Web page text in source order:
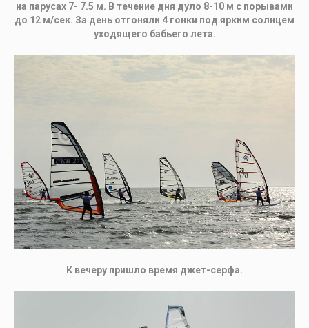
на парусах 7- 7.5 м. В течение дня дуло 8-10 м с порывами
до 12 м/сек. За день отгоняли 4 гонки под ярким солнцем
уходящего бабьего лета.
К вечеру пришло время джет-серфа.